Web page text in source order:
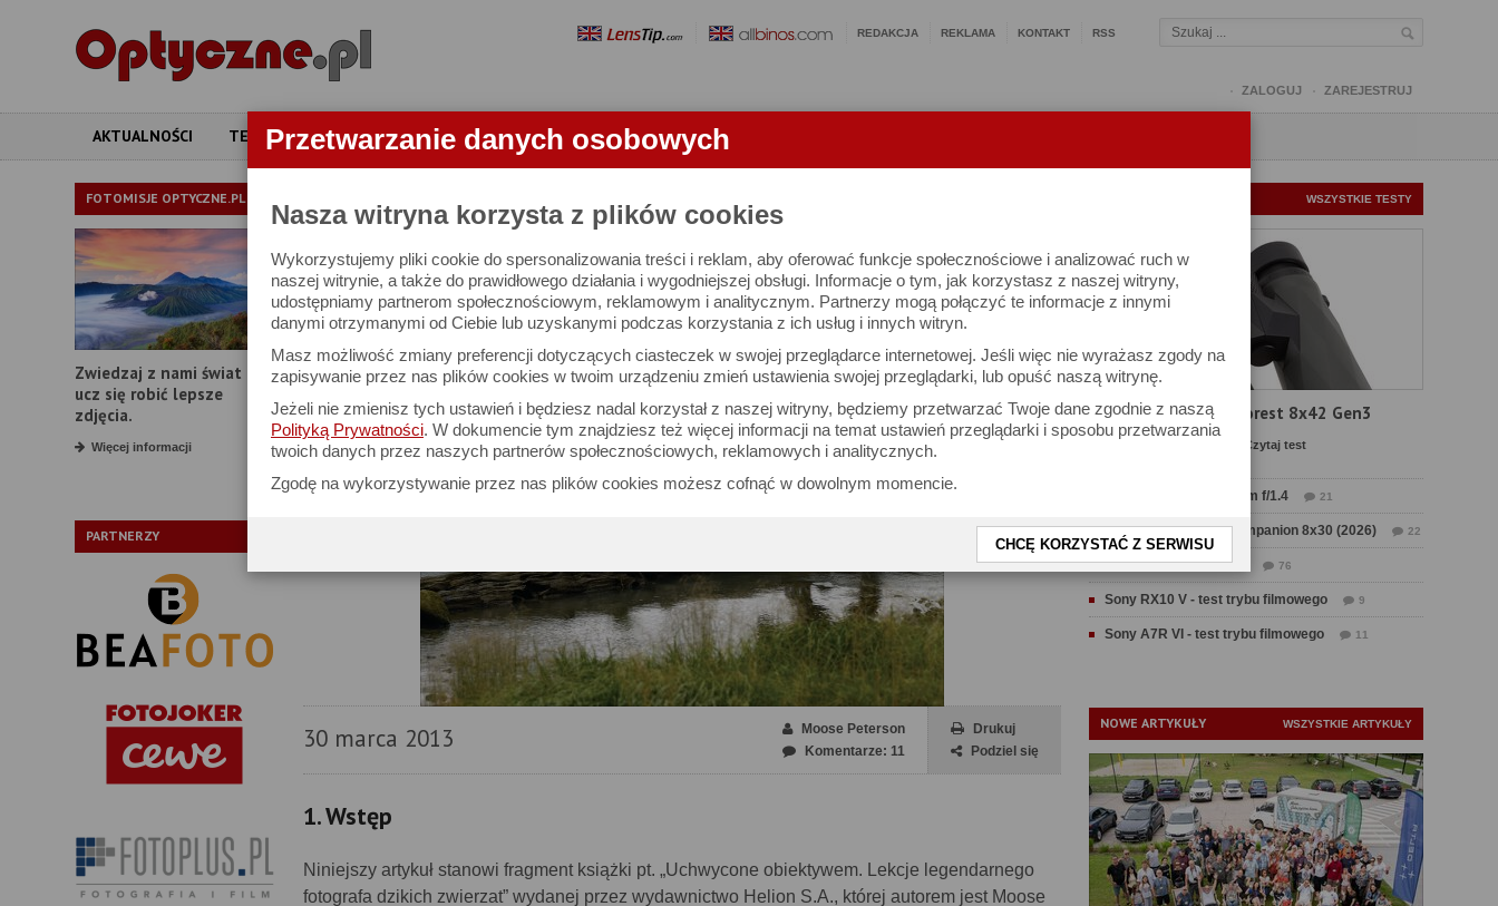
Przetwarzanie danych osobowych
Nasza witryna korzysta z plików cookies
Wykorzystujemy pliki cookie do spersonalizowania treści i reklam, aby oferować funkcje społecznościowe i analizować ruch w
naszej witrynie, a także do prawidłowego działania i wygodniejszej obsługi. Informacje o tym, jak korzystasz z naszej witryny,
udostępniamy partnerom społecznościowym, reklamowym i analitycznym. Partnerzy mogą połączyć te informacje z innymi
danymi otrzymanymi od Ciebie lub uzyskanymi podczas korzystania z ich usług i innych witryn.
Masz możliwość zmiany preferencji dotyczących ciasteczek w swojej przeglądarce internetowej. Jeśli więc nie wyrażasz zgody na
zapisywanie przez nas plików cookies w twoim urządzeniu zmień ustawienia swojej przeglądarki, lub opuść naszą witrynę.
Jeżeli nie zmienisz tych ustawień i będziesz nadal korzystał z naszej witryny, będziemy przetwarzać Twoje dane zgodnie z naszą
Polityką Prywatności. W dokumencie tym znajdziesz też więcej informacji na temat ustawień przeglądarki i sposobu przetwarzania
twoich danych przez naszych partnerów społecznościowych, reklamowych i analitycznych.
Zgodę na wykorzystywanie przez nas plików cookies możesz cofnąć w dowolnym momencie.
CHCĘ KORZYSTAĆ Z SERWISU
REDAKCJA REKLAMA KONTAKT RSS
ZALOGUJ ZAREJESTRUJ
AKTUALNOŚCI TESTY ARTYKUŁY APARATY OBIEKTYWY LORNETKI
FOTOMISJE OPTYCZNE.PL
Zwiedzaj z nami świat i
ucz się robić lepsze
zdjęcia.
Więcej informacji
PARTNERZY
PORADNIKI
Uchwycone obiektywem. Lekcje legendarnego fotografa
dzikich zwierząt
30 marca 2013
Drukuj
Podziel się
Moose Peterson
Komentarze: 11
1. Wstęp
Niniejszy artykuł stanowi fragment książki pt. „Uchwycone obiektywem. Lekcje legendarnego
fotografa dzikich zwierzat” wydanej przez wydawnictwo Helion S.A., której autorem jest Moose
WSZYSTKIE TESTY
Test Delta Optical Forest 8x42 Gen3
Czytaj test
Test Sirui Aurora 35 mm f/1.4 21
Test Swarovski CL Companion 8x30 (2026) 22
Test Fujifilm GFX 100 II 76
Sony RX10 V - test trybu filmowego 9
Sony A7R VI - test trybu filmowego 11
NOWE ARTYKUŁY WSZYSTKIE ARTYKUŁY